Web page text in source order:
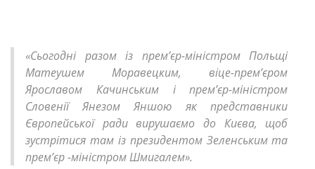
н
«Сьогодні разом із прем’єр-міністром Польщі
Матеушем Моравецким, віце-прем’єром
Ярославом Качинським і прем’єр-міністром
Словенії Янезом Яншою як представники
Європейської ради вирушаємо до Києва, щоб
зустрітися там із президентом Зеленським та
прем’єр -міністром Шмигалем».